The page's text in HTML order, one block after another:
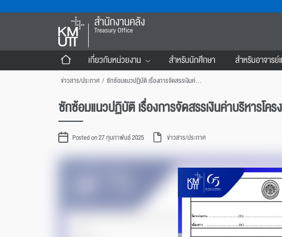
สำนักงานคลัง
Treasury Office
เกี่ยวกับหน่วยงาน สำหรับนักศึกษา สำหรับอาจาร
ข่าวสาร/ประกาศ / ซักซ้อมแนวปฏิบัติ เรื่องการจัดสรรเงินค่าบริหารโครงการวิจัยจากแหล่งทุนภายนอก
ซักซ้อมแนวปฏิบัติ เรื่องการจัดสรรเงินค่าบริหารโค
Posted on 27 กุมภาพันธ์ 2025 ข่าวสาร/ประกาศ